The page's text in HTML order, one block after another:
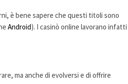
è bene sapere che questi titoli sono
Android). I casinò online lavorano infatti
ma anche di evolversi e di offrire